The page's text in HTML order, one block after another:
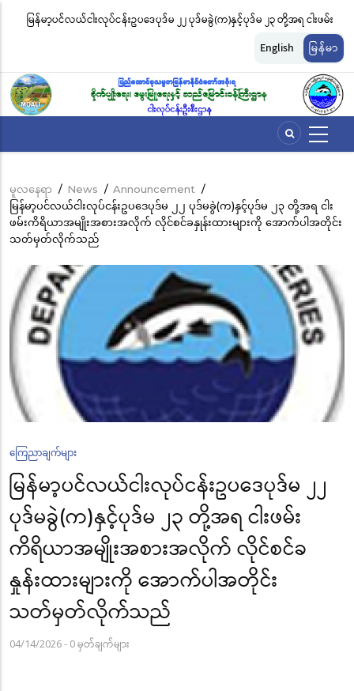
အဓိက
အကြောင်းအရာ
မည်
မြန်မာ့ပင်လယ်ငါးလုပ်ငန်းဥပဒေပုဒ်မ ၂၂ ပုဒ်မခွဲ(က)နှင့်ပုဒ်မ ၂၃ တို့အရ ငါးဖမ်း
ကိရိယာအမျိုးအစားအလိုက် လိုင်စင်ခနှုန်းထားများကို အောက်ပါအတိုင်း
မ
English မြန်မာ
Breadcrumb
မူလနေရာ / News / Announcement /
မြန်မာ့ပင်လယ်ငါးလုပ်ငန်းဥပဒေပုဒ်မ ၂၂ ပုဒ်မခွဲ(က)နှင့်ပုဒ်မ ၂၃ တို့အရ ငါး
ဖမ်းကိရိယာအမျိုးအစားအလိုက် လိုင်စင်ခနှုန်းထားများကို အောက်ပါအတိုင်း
သတ်မှတ်လိုက်သည်
ကြေညာချက်များ
မြန်မာ့ပင်လယ်ငါးလုပ်ငန်းဥပဒေပုဒ်မ ၂၂
ပုဒ်မခွဲ(က)နှင့်ပုဒ်မ ၂၃ တို့အရ ငါးဖမ်း
ကိရိယာအမျိုးအစားအလိုက် လိုင်စင်ခ
နှုန်းထားများကို အောက်ပါအတိုင်း
သတ်မှတ်လိုက်သည်
04/14/2026- 0 မှတ်ချက်များ